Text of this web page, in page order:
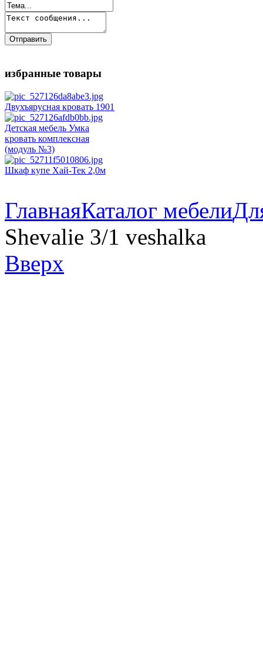
избранные товары
Двухъярусная кровать 1901
Детская мебель Умка
кровать комплексная
(модуль №3)
Шкаф купе Хай-Тек 2,0м
ГлавнаяКаталог мебели
Shevalie 3/1 veshalka
Вверх